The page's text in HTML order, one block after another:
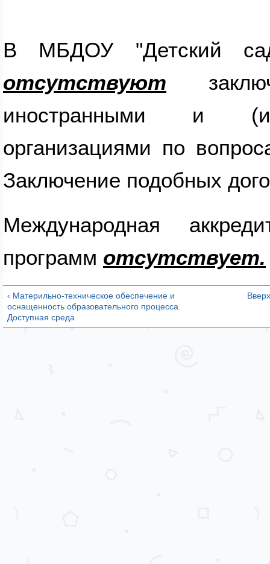
В МБДОУ "Детский
отсутствуют
иностранными и
организациями по
Заключение подобных
Международная
программ отсутствует.
‹ Материльно-техническое обеспечение и
оснащенность образовательного процесса.
Доступная среда
Вверх